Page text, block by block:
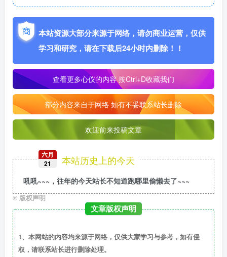
本站资源大部分来源于网络，请勿商业运营，仅供
学习和研究，请在下载后24小时内删除！！
查看更多心仪的内容按Ctrl+D收藏我们
部分内容来自于网络 如有不妥联系站长删除
欢迎前来投稿文章
六月
21
本站历史上的今天
吼吼~~~，往年的今天站长不知道跑哪里偷懒去了~~~
© 版权声明
文章版权声明
1、本网站的内容均来源于网络，仅供大家学习与参考，如有侵
权，请联系站长进行删除处理。